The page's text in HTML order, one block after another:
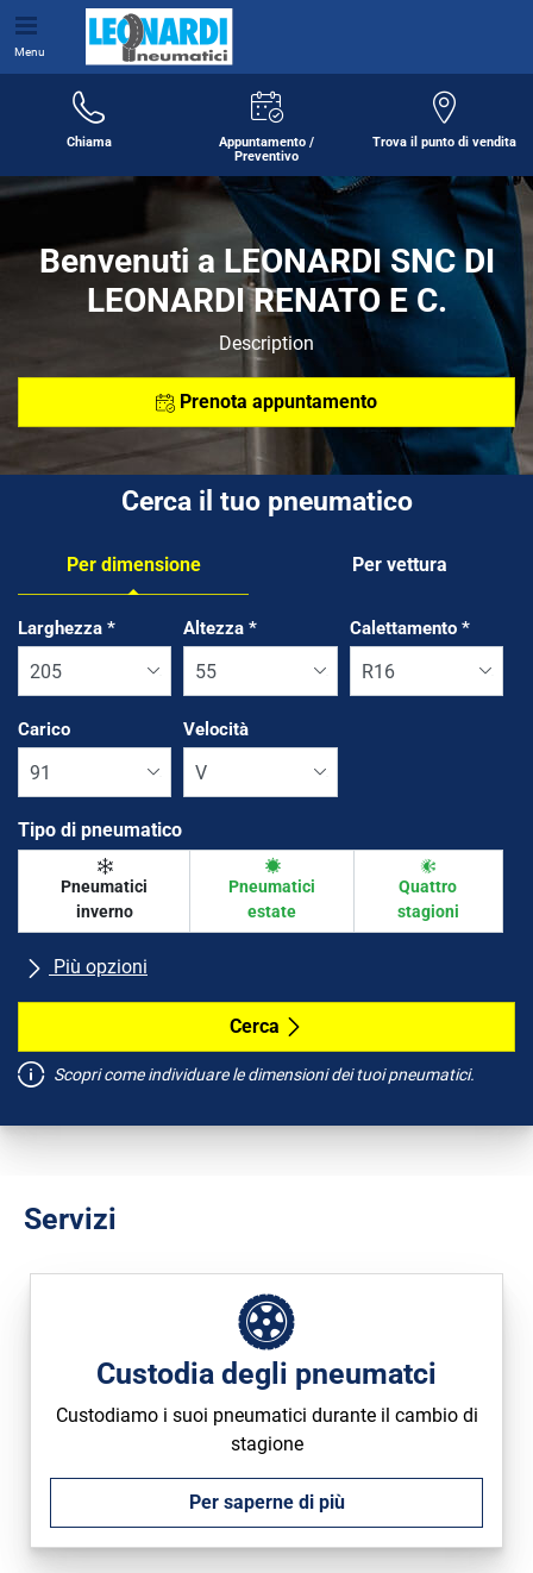
Menu
Chiama
Appuntamento /
Preventivo
Trova il punto di vendita
Benvenuti a LEONARDI SNC DI
LEONARDI RENATO E C.
Description
Prenota appuntamento
Cerca il tuo pneumatico
Per dimensione Per vettura
Tab updated: Per dimensione
Larghezza * Altezza* Calettamento *
Carico Velocità
Tipo di pneumatico
Pneumatici
inverno
Pneumatici
estate
Quattro
stagioni
Più opzioni
Tutte le marche
Tipo di vettura
Cerca
Scopri come individuare le dimensioni dei tuoi pneumatici.
Servizi
Custodia degli pneumatci
Custodiamo i suoi pneumatici durante il cambio di
stagione
Per saperne di più